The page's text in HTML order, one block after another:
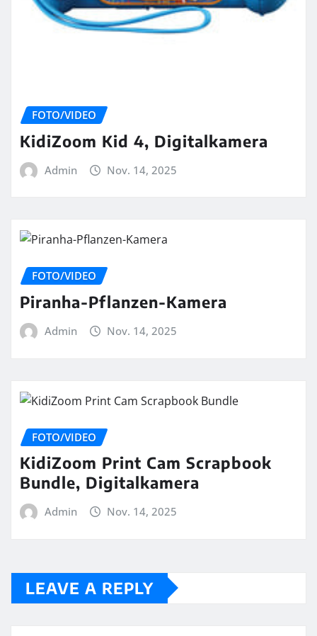
FOTO/VIDEO
KidiZoom Kid 4, Digitalkamera
Admin Nov. 14, 2025
FOTO/VIDEO
Piranha-Pflanzen-Kamera
Admin Nov. 14, 2025
FOTO/VIDEO
KidiZoom Print Cam Scrapbook
Bundle, Digitalkamera
Admin Nov. 14, 2025
LEAVE A REPLY